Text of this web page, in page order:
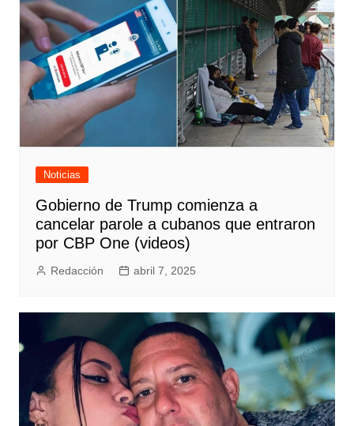
Noticias
Gobierno de Trump comienza a
cancelar parole a cubanos que entraron
por CBP One (videos)
Redacción abril 7, 2025